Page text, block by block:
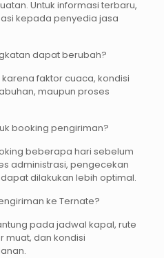
Untuk informasi terbaru,
kepada penyedia jasa
dapat berubah?
faktor cuaca, kondisi
maupun proses
booking pengiriman?
beberapa hari sebelum
administrasi, pengecekan
dilakukan lebih optimal.
ke Ternate?
pada jadwal kapal, rute
muat, dan kondisi